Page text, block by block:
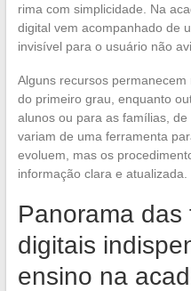
rima com simplicidade. Na
digital vem acompanhado de
invisível para o usuário não
Alguns recursos
do primeiro grau, enquanto
alunos ou para as famílias,
variam de uma ferramenta
evoluem, mas os
informação clara e atualizada.
Panorama das
digitais
ensino na